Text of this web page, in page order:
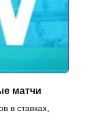
матчи
в ставках,